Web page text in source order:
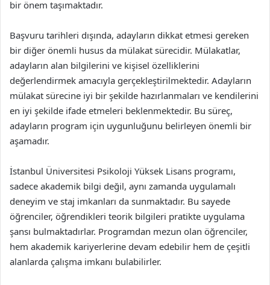
bir önem taşımaktadır.
Başvuru tarihleri dışında, adayların dikkat etmesi gereken
bir diğer önemli husus da mülakat sürecidir. Mülakatlar,
adayların alan bilgilerini ve kişisel özelliklerini
değerlendirmek amacıyla gerçekleştirilmektedir. Adayların
mülakat sürecine iyi bir şekilde hazırlanmaları ve kendilerini
en iyi şekilde ifade etmeleri beklenmektedir. Bu süreç,
adayların program için uygunluğunu belirleyen önemli bir
aşamadır.
İstanbul Üniversitesi Psikoloji Yüksek Lisans programı,
sadece akademik bilgi değil, aynı zamanda uygulamalı
deneyim ve staj imkanları da sunmaktadır. Bu sayede
öğrenciler, öğrendikleri teorik bilgileri pratikte uygulama
şansı bulmaktadırlar. Programdan mezun olan öğrenciler,
hem akademik kariyerlerine devam edebilir hem de çeşitli
alanlarda çalışma imkanı bulabilirler.